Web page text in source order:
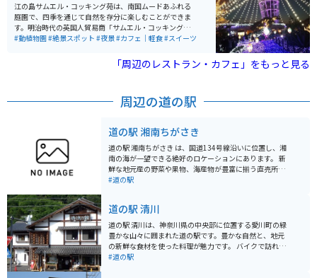
江の島サムエル・コッキング苑は、南国ムードあふれる
庭園で、四季を通じて自然を存分に楽しむことができま
す。明治時代の英国人貿易商「サムエル・コッキング」
に由来する和洋折衷の植物園です。 ここには世界中の珍
「クックアロウカリア」や「シマナンヨウスギ」、「ツ
カミヒイラギ」なども生育しています。また、関東大震
もあります。 松本館では本格的な蕎麦を楽しんだり、蕎
ストなどを楽しむことができます。ポリョン広場では韓
国の国花である「ムクゲ」などを観賞することができま
す。春澤園では中国の伝統的な建築物を見ることができ
ます。ウィンザー広場には美しい「カナディアンロー
ズ」が植えられています。
#動植物園#絶景スポット #夜景#カフェ｜軽食#スイーツ
「周辺のレストラン・カフェ」をもっと見る
周辺の道の駅
道の駅 湘南ちがさき
道の駅 湘南ちがさき は、国道134号線沿いに位置し、湘
南の海が一望できる絶好のロケーションにあります。 新
鮮な地元産の野菜や果物、海産物が豊富に揃う直売所
は、湘南の豊かな恵みを感じられるスポットです。朝ど
た、レストランでは、しらす丼や地魚を使った料理な
ど、地元の食材を活かしたメニューが楽しめます。海を
眺めながら食事ができるテラス席もあり、潮風を感じな
がらゆったりとした時間を過ごせます。 バイクで訪れる
方には、無料の駐輪場が用意されているので安心です。
#道の駅
道の駅 清川
道の駅 清川は、神奈川県の中央部に位置する愛川町の緑
豊かな山々に囲まれた道の駅です。豊かな自然と、地元
の新鮮な食材を使った料理が魅力です。 バイクで訪れる
際は、宮ヶ瀬湖やヤビツ峠など、周辺のワインディング
#道の駅